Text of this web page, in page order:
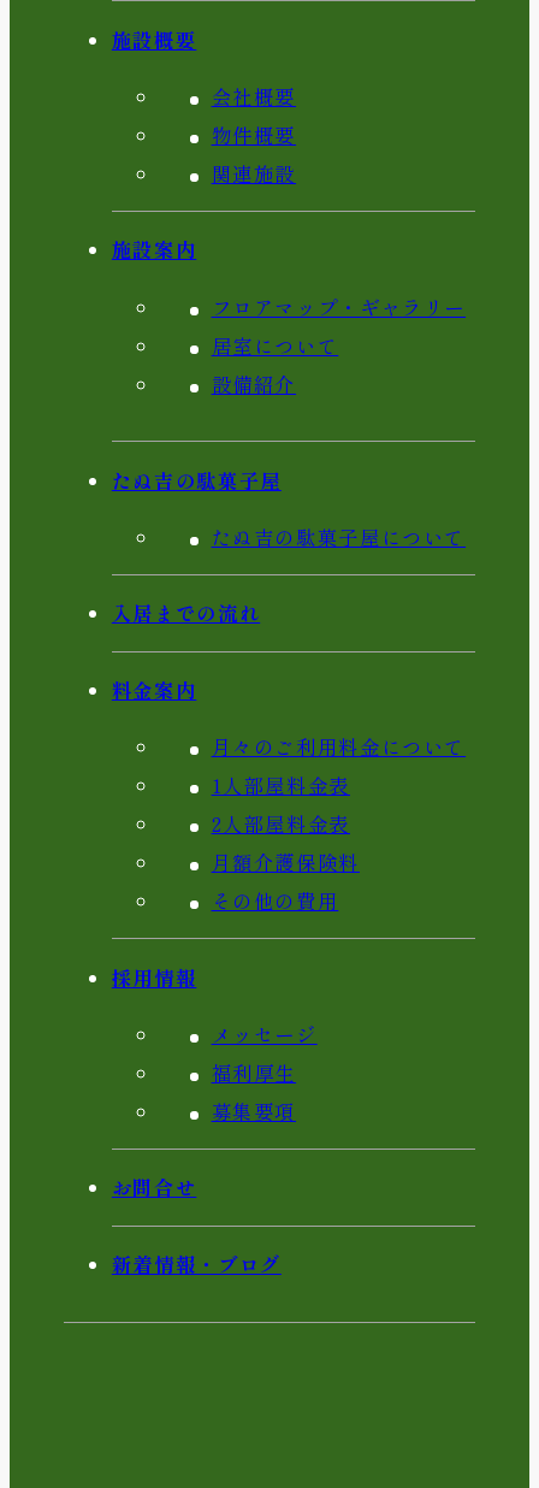
施設概要
会社概要
物件概要
関連施設
施設案内
フロアマップ・ギャラリー
居室について
設備紹介
たぬ吉の駄菓子屋
たぬ吉の駄菓子屋について
入居までの流れ
料金案内
月々のご利用料金について
1人部屋料金表
2人部屋料金表
月額介護保険料
その他の費用
採用情報
メッセージ
福利厚生
募集要項
お問合せ
新着情報・ブログ